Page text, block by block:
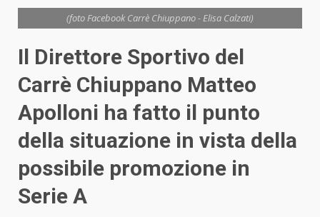
(foto Facebook Carrè Chiuppano - Elisa Calzati)
Il Direttore Sportivo del
Carrè Chiuppano Matteo
Apolloni ha fatto il punto
della situazione in vista della
possibile promozione in
Serie A